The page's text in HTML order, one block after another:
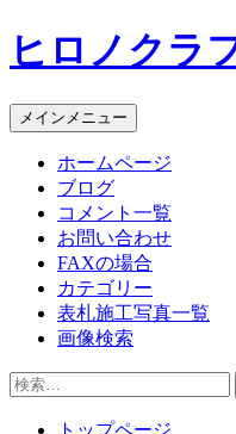
コ
ン
ン
ツ
ヒロノクラ
メインメニュー
ホームページ
ブログ
コメント一覧
お問い合わせ
FAXの場合
カテゴリー
表札施工写真一覧
画像検索
検
トップページ